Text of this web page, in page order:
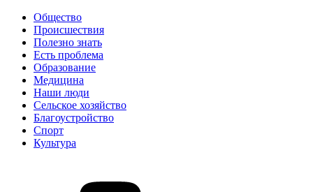
Общество
Происшествия
Полезно знать
Есть проблема
Образование
Медицина
Наши люди
Сельское хозяйство
Благоустройство
Спорт
Культура